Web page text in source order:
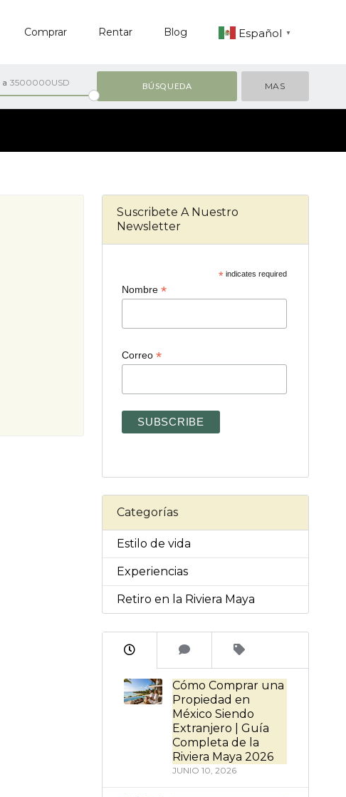
Comprar Rentar Blog Español ▼
a 3500000USD MAS
Suscribete A Nuestro
Newsletter
* indicates required
Nombre*
Correo*
Categorías
Estilo de vida
Experiencias
Retiro en la Riviera Maya
Cómo Comprar una
Propiedad en
México Siendo
Extranjero | Guía
Completa de la
Riviera Maya 2026
JUNIO 10, 2026